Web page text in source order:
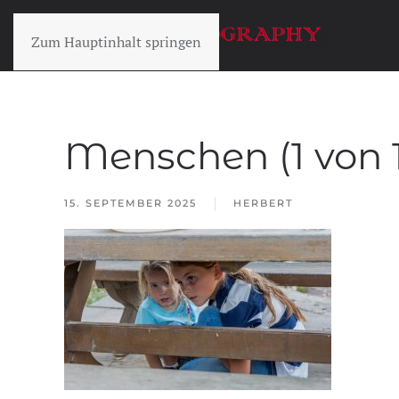
Zum Hauptinhalt springen
Menschen (1 von
15. SEPTEMBER 2025 HERBERT